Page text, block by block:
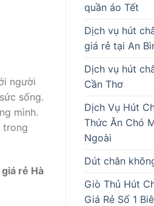
người
sống.
mình.
trong
rẻ Hà
quần áo Tết
Dịch vụ hút
giá rẻ tại An
Dịch vụ hút
Cần Thơ
Dịch Vụ Hút
Thức Ăn Chó
Ngoài
Dút chân
Giò Thủ Hút
Giá Rẻ Số 1